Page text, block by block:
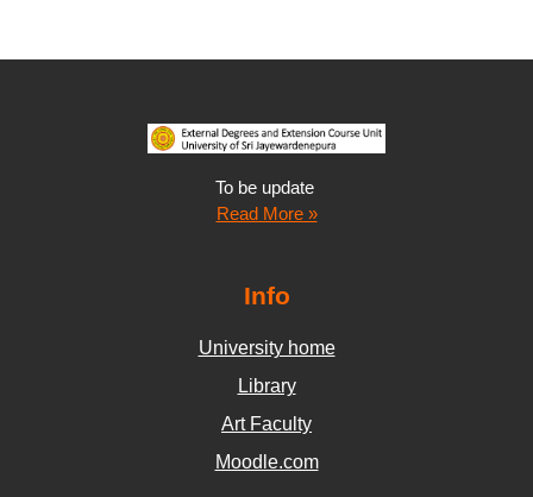
To be update
Read More »
Info
University home
Library
Art Faculty
Moodle.com